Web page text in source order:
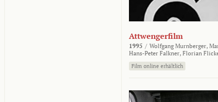
Attwengerfilm
1995 / Wolfgang Murnberger,
Hans-Peter Falkner, Florian
Film online erhältlich